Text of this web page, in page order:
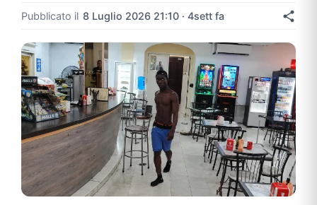
Pubblicato il 8 Luglio 2026 21:10 · 4sett fa